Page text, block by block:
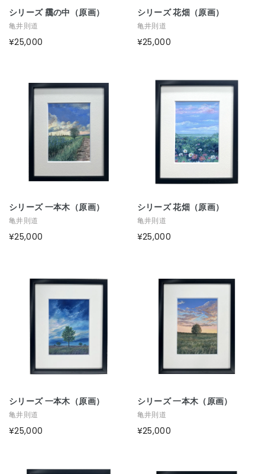
シリーズ 靄の中（原画）
亀井則道
¥25,000
シリーズ 花畑（原画）
亀井則道
¥25,000
シリーズ 一本木（原画）
亀井則道
¥25,000
シリーズ 花畑（原画）
亀井則道
¥25,000
シリーズ 一本木（原画）
亀井則道
¥25,000
シリーズ 一本木（原画）
亀井則道
¥25,000